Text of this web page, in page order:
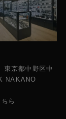
京都中野区中
NAKANO
ら